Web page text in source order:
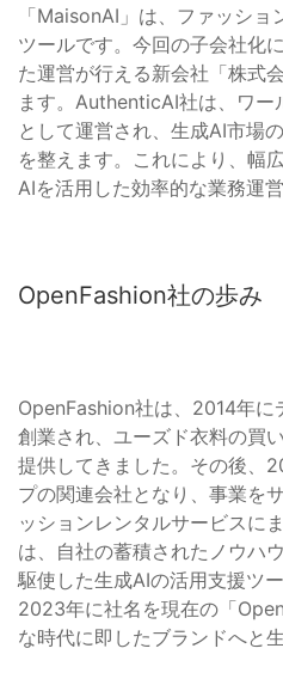
「MaisonAI」は、ファッシ
ツールです。今回の子会社化
た運営が行える新会社「株式
ます。AuthenticAI社は、ワー
として運営され、生成AI市場
を整えます。これにより、幅
AIを活用した効率的な業務運
OpenFashion社の歩み
OpenFashion社は、2014年に
創業され、ユーズド衣料の買
提供してきました。その後、
プの関連会社となり、事業を
ッションレンタルサービスに
は、自社の蓄積されたノウハ
駆使した生成AIの活用支援ツ
2023年に社名を現在の「
な時代に即したブランドへと